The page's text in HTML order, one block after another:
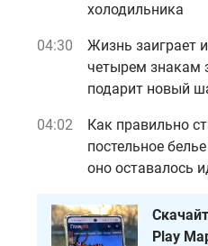
холодильника
04:30
Жизнь заиграет
четырем знакам
подарит новый
04:02
Как правильно
постельное
оно оставалось
Play